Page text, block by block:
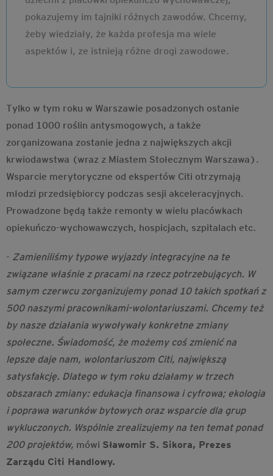
pokazujemy im tajniki różnych zawodów. Chcemy,
żeby wiedziały, że każda profesja ma wiele
aspektów i, ze istnieją różne drogi zawodowe.
Tylko w tym roku w Warszawie posadzonych ostanie
ponad 1000 roślin antysmogowych, a także
zorganizowana zostanie jedna z największych akcji
krwiodawstwa (wraz z Miastem Stołecznym Warszawa).
Wsparcie merytoryczne od ekspertów Citi otrzymają
młodzi przedsiębiorcy podczas sesji akceleracyjnych.
Prowadzone będą także remonty w wielu placówkach
opiekuńczo-wychowawczych, hospicjach, szpitalach etc.
- Zamieniliśmy typowe wyjazdy integracyjne na te
związane właśnie z pracami na rzecz potrzebujących. W
samym czerwcu zorganizujemy ponad 10 takich spotkań z
500 naszymi pracownikami-wolontariuszami. Chcemy też
by nasze działania wywoływały konkretne zmiany
społeczne. Świadomość, że możemy coś zmienić na
lepsze daje nam, wolontariuszom Citi, największą
satysfakcję. Dlatego w tym roku działamy w trzech
obszarach zmiany: edukacja finansowa i cyfrowa; ekologia
i poprawa warunków bytowych oraz wsparcie dla grup
wykluczonych. Wspólnie zrealizujemy na ten temat ponad
200 projektów, mówi Sławomir S. Sikora, Prezes
Zarządu Citi Handlowy.